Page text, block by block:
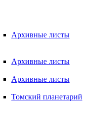
Архивные листы
Архивные листы
Архивные листы
Томский планетарий